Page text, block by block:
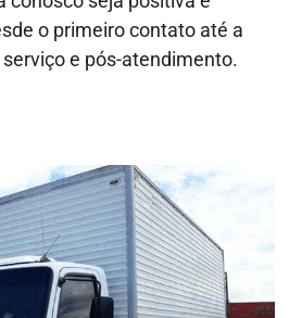
o primeiro contato até a
e pós-atendimento.